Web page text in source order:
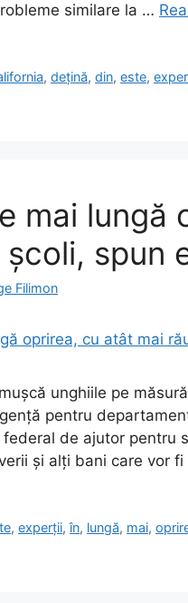
similare la …
,dețină,din,este,
mai lungă
spun
Filimon
unghiile pe
pentru
de ajutor pentru
și alți bani care vor
,experții,în, lungă, mai,